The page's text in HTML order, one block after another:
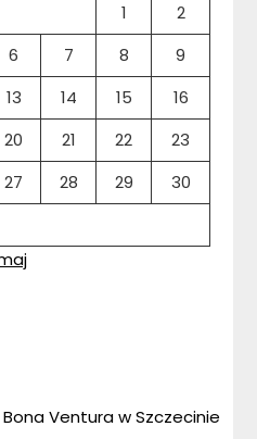
1
2
6 7 8
9
13 14 15
16
20 21 22
23
27 28 29
30
Ventura w Szczecinie